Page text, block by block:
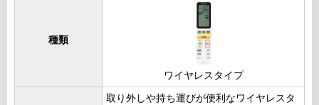
種類
ワイヤレスタイプ
取り外しや持ち運びが便利なワイヤレスタ